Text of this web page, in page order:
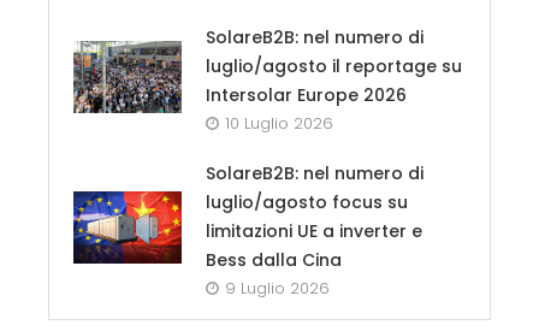
SolareB2B: nel numero di
luglio/agosto il reportage su
Intersolar Europe 2026
10 Luglio 2026
SolareB2B: nel numero di
luglio/agosto focus su
limitazioni UE a inverter e
Bess dalla Cina
9 Luglio 2026